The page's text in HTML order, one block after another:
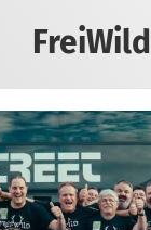
FreiWild